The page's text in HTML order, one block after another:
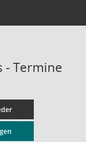
- Termine